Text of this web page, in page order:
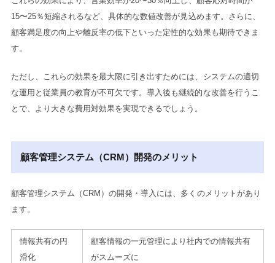
15〜25％短縮されるなど、具体的な数値改善が見込めます。さらに、
顧客満足度の向上や離反率の低下といった定性的な効果も期待できま
す。
ただし、これらの効果を最大限に引き出すためには、システムの適切
な運用と従業員の教育が不可欠です。導入後も継続的な改善を行うこ
とで、より大きな費用対効果を実現できるでしょう。
顧客管理システム（CRM）開発のメリット
顧客管理システム（CRM）の開発・導入には、多くのメリットがあり
ます。
情報共有の円
滑化
顧客情報の一元管理により社内での情報共有
がスムーズに